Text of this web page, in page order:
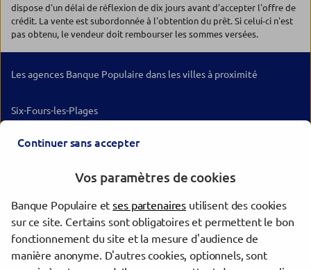
dispose d'un délai de réflexion de dix jours avant d'accepter l'offre de
crédit. La vente est subordonnée à l'obtention du prêt. Si celui-ci n'est
pas obtenu, le vendeur doit rembourser les sommes versées.
Les agences Banque Populaire dans les villes à proximité
Six-Fours-les-Plages
Toulon
Aubagne
Hyères
Allauch
Marseille
Continuer sans accepter
Vos paramètres de cookies
Banque Populaire etses partenaires utilisent des cookies
sur ce site. Certains sont obligatoires et permettent le bon
fonctionnement du site et la mesure d'audience de
manière anonyme. D'autres cookies, optionnels, sont